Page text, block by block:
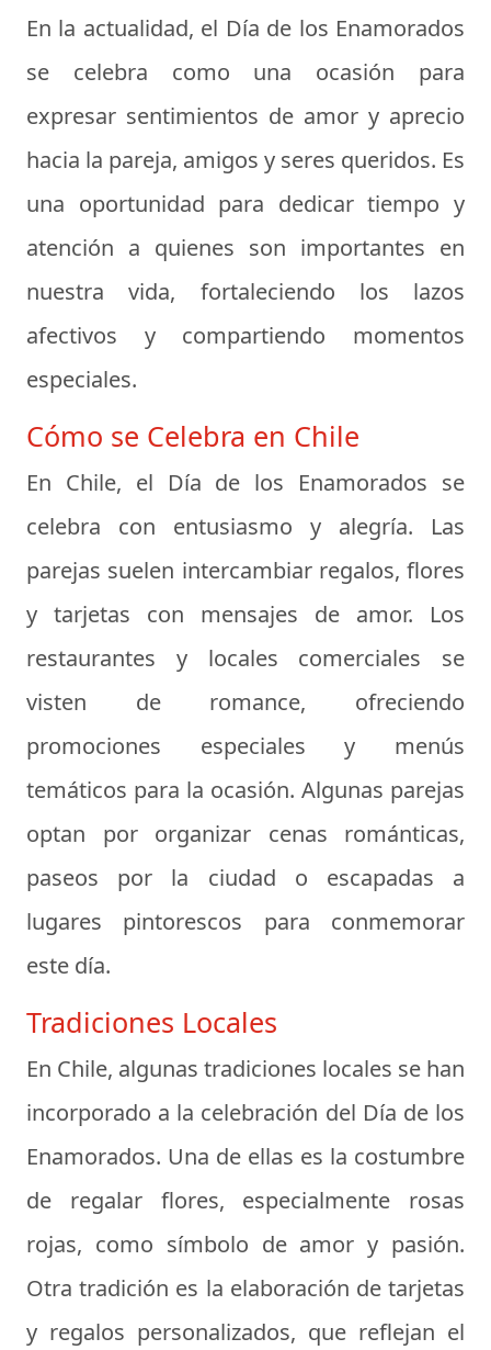
En la actualidad, el Día de los Enamorados
se celebra como una ocasión para
expresar sentimientos de amor y aprecio
hacia la pareja, amigos y seres queridos. Es
una oportunidad para dedicar tiempo y
atención a quienes son importantes en
nuestra vida, fortaleciendo los lazos
afectivos y compartiendo momentos
especiales.
Cómo se Celebra en Chile
En Chile, el Día de los Enamorados se
celebra con entusiasmo y alegría. Las
parejas suelen intercambiar regalos, flores
y tarjetas con mensajes de amor. Los
restaurantes y locales comerciales se
visten de romance, ofreciendo
promociones especiales y menús
temáticos para la ocasión. Algunas parejas
optan por organizar cenas románticas,
paseos por la ciudad o escapadas a
lugares pintorescos para conmemorar
este día.
Tradiciones Locales
En Chile, algunas tradiciones locales se han
incorporado a la celebración del Día de los
Enamorados. Una de ellas es la costumbre
de regalar flores, especialmente rosas
rojas, como símbolo de amor y pasión.
Otra tradición es la elaboración de tarjetas
y regalos personalizados, que reflejan el